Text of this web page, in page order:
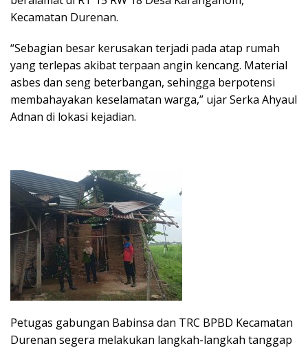
Kecamatan Durenan.
“Sebagian besar kerusakan terjadi pada atap rumah
yang terlepas akibat terpaan angin kencang. Material
asbes dan seng beterbangan, sehingga berpotensi
membahayakan keselamatan warga,” ujar Serka Ahyaul
Adnan di lokasi kejadian.
Petugas gabungan Babinsa dan TRC BPBD Kecamatan
Durenan segera melakukan langkah-langkah tanggap